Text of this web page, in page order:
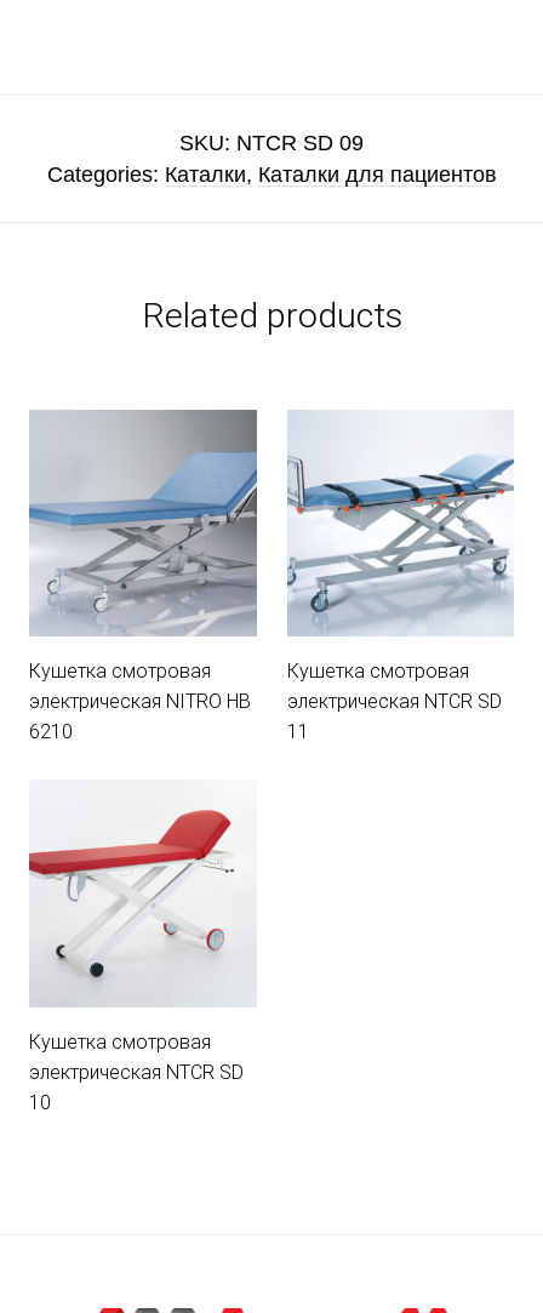
SKU: NTCR SD 09
Categories: Каталки, Каталки для пациентов
Related products
Кушетка смотровая
электрическая NITRO HB
6210
Кушетка смотровая
электрическая NTCR SD
11
Кушетка смотровая
электрическая NTCR SD
10